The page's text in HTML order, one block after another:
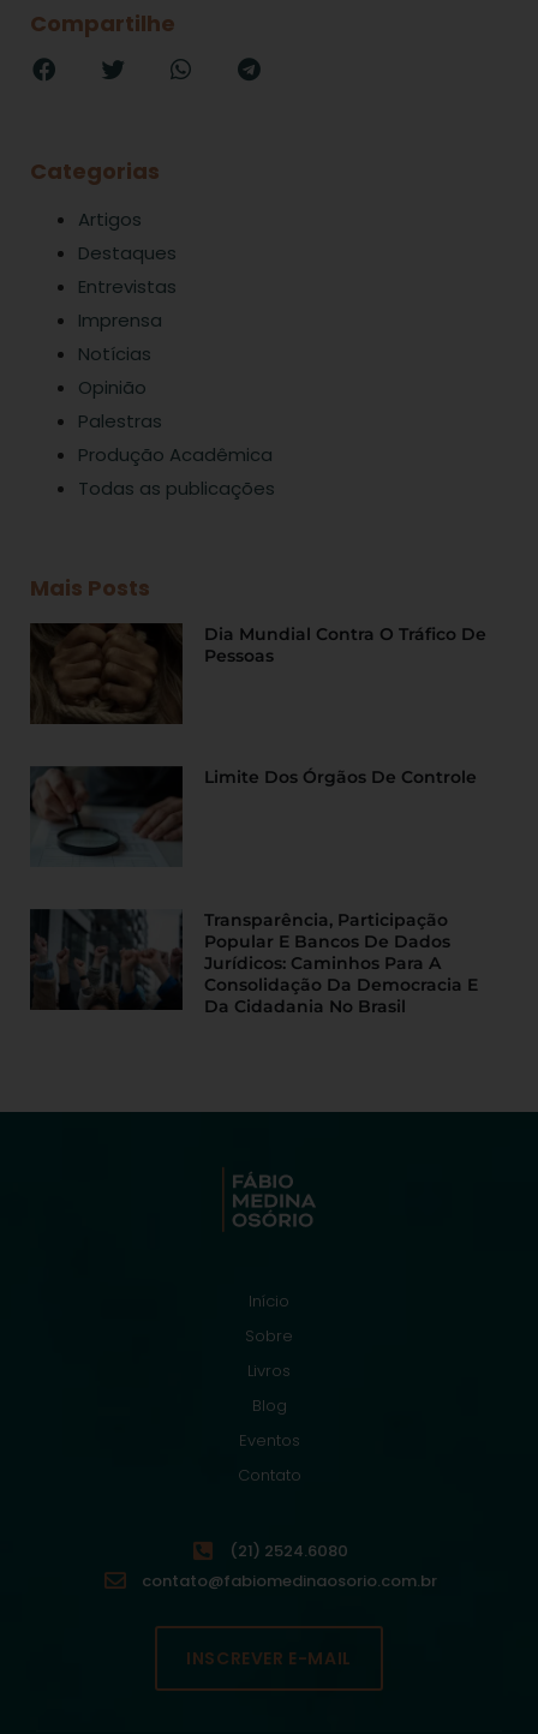
Compartilhe
Categorias
Artigos
Destaques
Entrevistas
Imprensa
Notícias
Opinião
Palestras
Produção Acadêmica
Todas as publicações
Mais Posts
Dia Mundial Contra O Tráfico De
Pessoas
Limite Dos Órgãos De Controle
Transparência, Participação
Popular E Bancos De Dados
Jurídicos: Caminhos Para A
Consolidação Da Democracia E
Da Cidadania No Brasil
Início
Sobre
Livros
Blog
Eventos
Contato
(21) 2524.6080
contato@fabiomedinaosorio.com.br
INSCREVER E-MAIL